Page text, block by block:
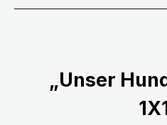
„Unser